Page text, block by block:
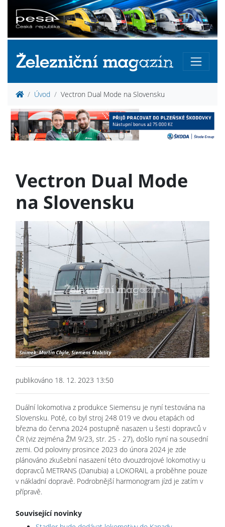
Úvod Vectron Dual Mode na Slovensku
Vectron Dual Mode
na Slovensku
publikováno 18. 12. 2023 13:50
Duální lokomotiva z produkce Siemensu je nyní testována na
Slovensku. Poté, co byl stroj 248 019 ve dvou etapách od
března do června 2024 postupně nasazen u šesti dopravců v
ČR (viz zejména ŽM 9/23, str. 25 - 27), došlo nyní na sousední
zemi. Od poloviny prosince 2023 do února 2024 je zde
plánováno zkušební nasazení této dvouzdrojové lokomotivy u
dopravců METRANS (Danubia) a LOKORAIL a proběhne pouze
v nákladní dopravě. Podrobnější harmonogram jízd je zatím v
přípravě.
Související novinky